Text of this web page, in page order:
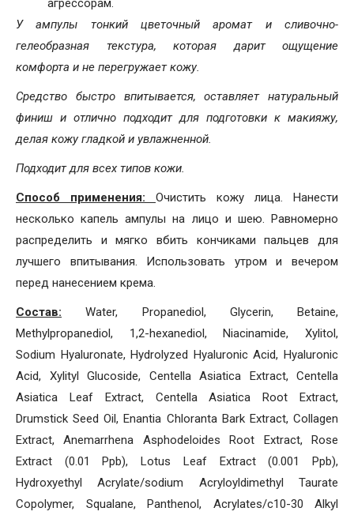
агрессорам.
У ампулы тонкий цветочный аромат и сливочно-
гелеобразная текстура, которая дарит ощущение
комфорта и не перегружает кожу.
Средство быстро впитывается, оставляет натуральный
финиш и отлично подходит для подготовки к макияжу,
делая кожу гладкой и увлажненной.
Подходит для всех типов кожи.
Способ применения: Очистить кожу лица. Нанести
несколько капель ампулы на лицо и шею. Равномерно
распределить и мягко вбить кончиками пальцев для
лучшего впитывания. Использовать утром и вечером
перед нанесением крема.
Состав: Water, Propanediol, Glycerin, Betaine,
Methylpropanediol, 1,2-hexanediol, Niacinamide, Xylitol,
Sodium Hyaluronate, Hydrolyzed Hyaluronic Acid, Hyaluronic
Acid, Xylityl Glucoside, Centella Asiatica Extract, Centella
Asiatica Leaf Extract, Centella Asiatica Root Extract,
Drumstick Seed Oil, Enantia Chloranta Bark Extract, Collagen
Extract, Anemarrhena Asphodeloides Root Extract, Rose
Extract (0.01 Ppb), Lotus Leaf Extract (0.001 Ppb),
Hydroxyethyl Acrylate/sodium Acryloyldimethyl Taurate
Copolymer, Squalane, Panthenol, Acrylates/c10-30 Alkyl